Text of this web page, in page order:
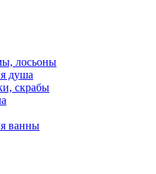
лосьоны
душа
скрабы
ванны